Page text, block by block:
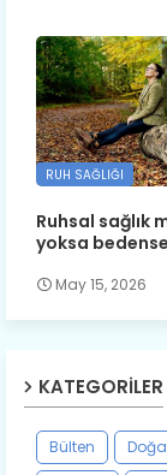
RUH SAĞLIĞI
Ruhsal sağlık
yoksa
May 15, 2026
KATEGORILER
Bülten